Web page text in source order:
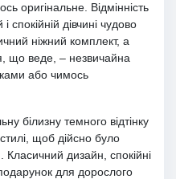
оригінальне. Відмінність
спокійній дівчині чудово
ніжний комплект, а
що веде, – незвичайна
або чимось
білизну темного відтінку
щоб дійсно було
Класичний дизайн, спокійні
для дорослого